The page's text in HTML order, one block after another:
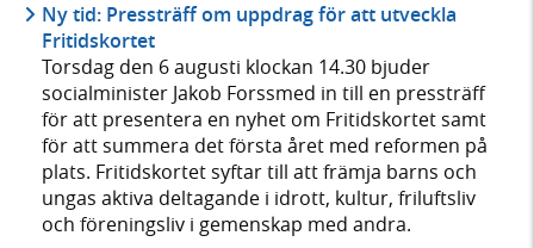
Ny tid: Pressträff om uppdrag för att utveckla
Fritidskortet
Torsdag den 6 augusti klockan 14.30 bjuder
socialminister Jakob Forssmed in till en pressträff
för att presentera en nyhet om Fritidskortet samt
för att summera det första året med reformen på
plats. Fritidskortet syftar till att främja barns och
ungas aktiva deltagande i idrott, kultur, friluftsliv
och föreningsliv i gemenskap med andra.